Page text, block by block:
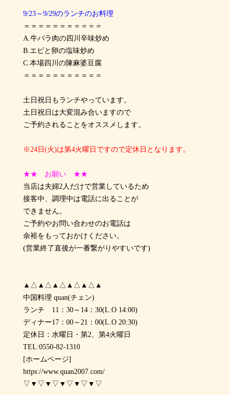
9/23～9/29のランチのお料理
＝＝＝＝＝＝＝＝＝＝＝
A.牛バラ肉の四川辛味炒め
B.エビと卵の塩味炒め
C.本場四川の陳麻婆豆腐
＝＝＝＝＝＝＝＝＝＝＝
土日祝日もランチやっています。
土日祝日は大変混み合いますので
ご予約されることをオススメします。
※24日(火)は第4火曜日ですので定休日となります。
★★ お願い ★★
当店は夫婦2人だけで営業しているため
接客中、調理中は電話に出ることが
できません。
ご予約やお問い合わせのお電話は
余裕をもっておかけください。
(営業終了直後が一番繋がりやすいです)
▲△▲△▲△▲△▲△▲
中国料理 quan(チェン)
ランチ 11：30～14：30(L.O 14:00)
ディナー17：00～21：00(L.O 20:30)
定休日：水曜日・第2、第4火曜日
TEL:0550-82-1310
[ホームページ]
https://www.quan2007.com/
▽▼▽▼▽▼▽▼▽▼▽